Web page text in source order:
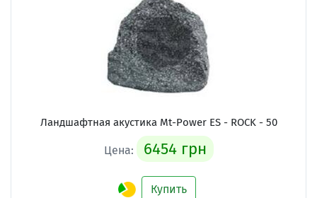
Ландшафтная акустика Mt-Power ES - ROCK - 50
Цена: 6454 грн
Купить